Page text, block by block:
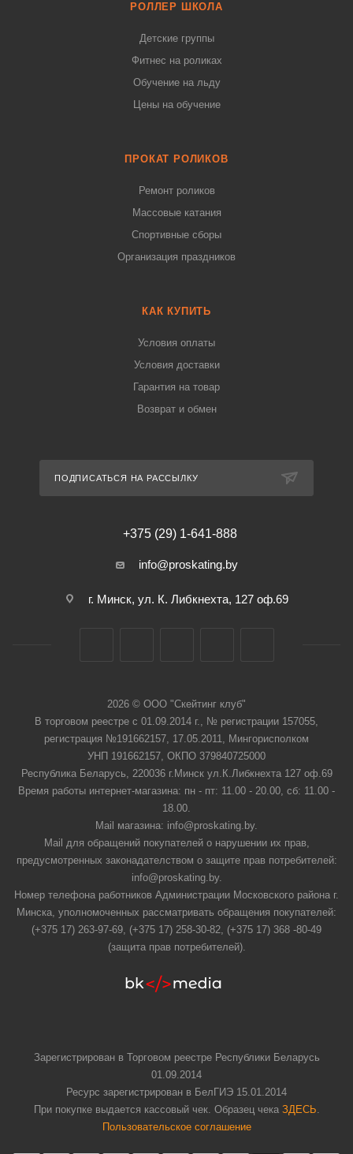
РОЛЛЕР ШКОЛА
Детские группы
Фитнес на роликах
Обучение на льду
Цены на обучение
ПРОКАТ РОЛИКОВ
Ремонт роликов
Массовые катания
Спортивные сборы
Организация праздников
КАК КУПИТЬ
Условия оплаты
Условия доставки
Гарантия на товар
Возврат и обмен
ПОДПИСАТЬСЯ НА РАССЫЛКУ
+375 (29) 1-641-888
info@proskating.by
г. Минск, ул. К. Либкнехта, 127 оф.69
2026 © ООО "Скейтинг клуб"
В торговом реестре с 01.09.2014 г., № регистрации 157055,
регистрация №191662157, 17.05.2011, Мингорисполком
УНП 191662157, ОКПО 379840725000
Республика Беларусь, 220036 г.Минск ул.К.Либкнехта 127 оф.69
Время работы интернет-магазина: пн - пт: 11.00 - 20.00, сб: 11.00 -
18.00.
Mail магазина: info@proskating.by.
Mail для обращений покупателей о нарушении их прав,
предусмотренных законадателством о защите прав потребителей:
info@proskating.by.
Номер телефона работников Администрации Московского района г.
Минска, уполномоченных рассматривать обращения покупателей:
(+375 17) 263-97-69, (+375 17) 258-30-82, (+375 17) 368 -80-49
(защита прав потребителей).
Зарегистрирован в Торговом реестре Республики Беларусь
01.09.2014
Ресурс зарегистрирован в БелГИЭ 15.01.2014
При покупке выдается кассовый чек. Образец чека ЗДЕСЬ.
Пользовательское соглашение